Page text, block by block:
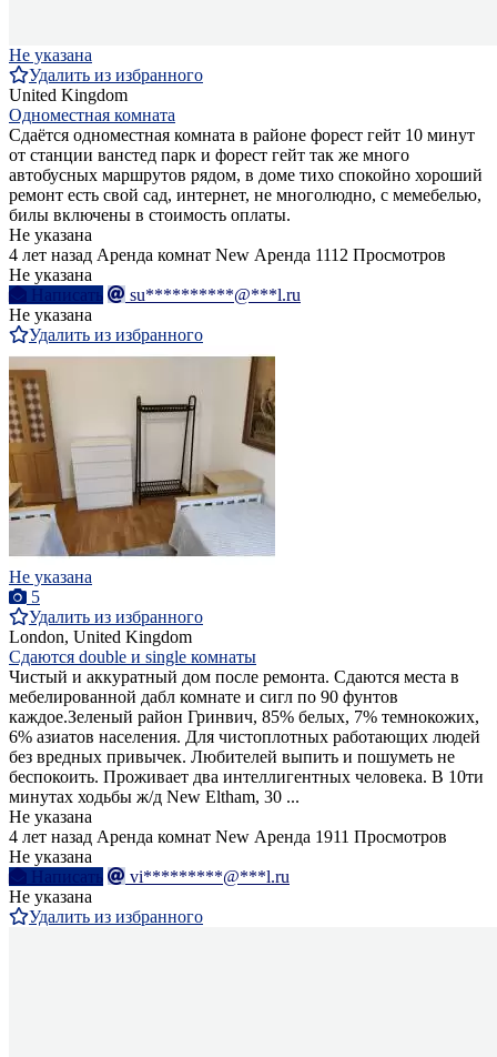
Не указана
Удалить из избранного
United Kingdom
Одноместная комната
Сдаётся одноместная комната в районе форест гейт 10 минут
от станции ванстед парк и форест гейт так же много
автобусных маршрутов рядом, в доме тихо спокойно хороший
ремонт есть свой сад, интернет, не многолюдно, с мемебелью,
билы включены в стоимость оплаты.
Не указана
4 лет назад Аренда комнат New Аренда 1112 Просмотров
Не указана
Написать
su**********@***l.ru
Не указана
Удалить из избранного
Не указана
5
Удалить из избранного
London, United Kingdom
Сдаются double и single комнаты
Чистый и аккуратный дом после ремонта. Сдаются места в
мебелированной дабл комнате и сигл по 90 фунтов
каждое.Зеленый район Гринвич, 85% белых, 7% темнокожих,
6% азиатов населения. Для чистоплотных работающих людей
без вредных привычек. Любителей выпить и пошуметь не
беспокоить. Проживает два интеллигентных человека. В 10ти
минутах ходьбы ж/д New Eltham, 30 ...
Не указана
4 лет назад Аренда комнат New Аренда 1911 Просмотров
Не указана
Написать
vi*********@***l.ru
Не указана
Удалить из избранного